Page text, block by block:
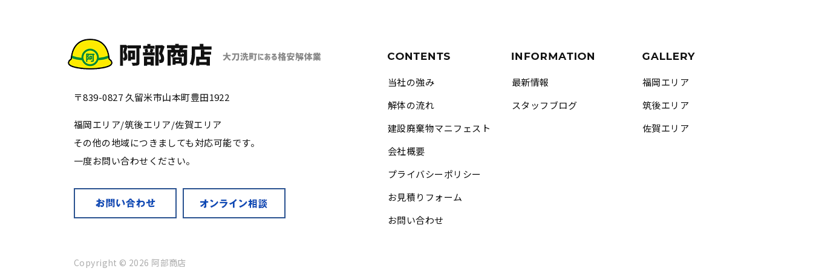
〒839-0827 久留米市山本町豊田1922
福岡エリア/筑後エリア/佐賀エリア
その他の地域につきましても対応可能です。
一度お問い合わせください。
当社の強み
解体の流れ
建設廃棄物マニフェスト
会社概要
プライバシーポリシー
お見積りフォーム
お問い合わせ
最新情報
スタッフブログ
福岡エリア
筑後エリア
佐賀エリア
Copyright © 2026 阿部商店